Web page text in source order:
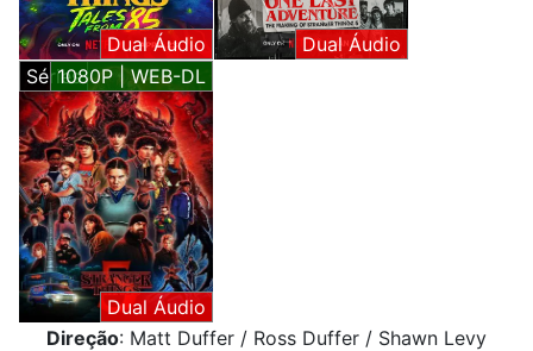
Dual Áudio
Dual Áudio
Séries1080P | WEB-DL
Dual Áudio
Direção: Matt Duffer / Ross Duffer / Shawn Levy